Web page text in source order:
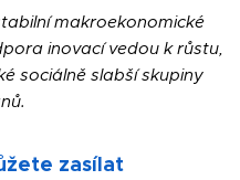
makroekonomické
inovací vedou k růstu,
sociálně slabší skupiny
zasílat